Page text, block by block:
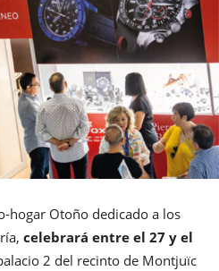
hogar Otoño dedicado a los
celebrará entre el 27 y el
2 del recinto de Montjuïc